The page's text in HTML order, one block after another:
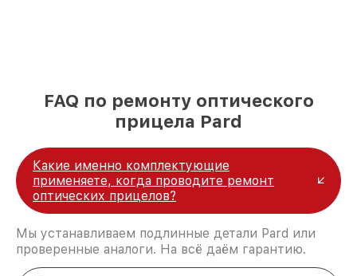
FAQ по ремонту оптического
прицела Pard
Какие именно комплектующие
применяете, когда проводите ремонт
оптических прицелов?
Мы устанавливаем подлинные детали Pard или
проверенные аналоги. На всё даём гарантию.